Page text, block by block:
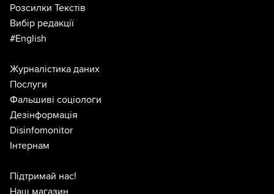
Розсилки Текстів
Вибір редакції
#English
Журналістика даних
Послуги
Фальшиві соціологи
Дезінформація
Disinfomonitor
Інтернам
Підтримай нас!